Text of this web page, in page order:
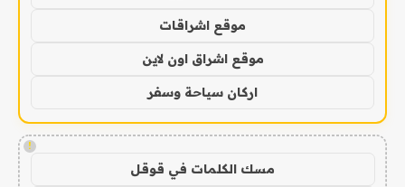
موقع اشراقات
موقع اشراق اون لاين
اركان سياحة وسفر
!
مسك الكلمات في قوقل